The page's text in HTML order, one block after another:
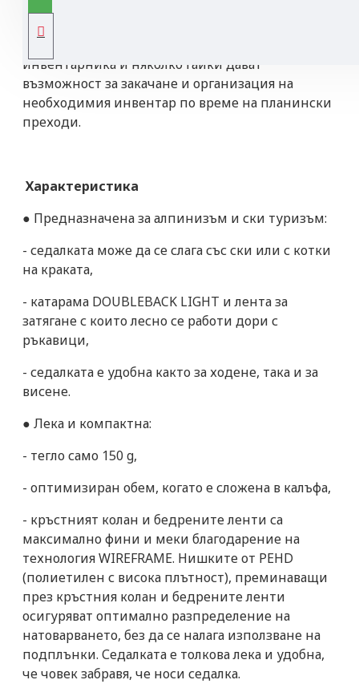
проста конструкция тази седалка може да се
инвентарника и няколко гайки дават
възможност за закачане и организация на
необходимия инвентар по време на планински
преходи.
Характеристика
● Предназначена за алпинизъм и ски туризъм:
- седалката може да се слага със ски или с котки
на краката,
- катарама DOUBLEBACK LIGHT и лента за
затягане с които лесно се работи дори с
ръкавици,
- седалката е удобна както за ходене, така и за
висене.
● Лека и компактна:
- тегло само 150 g,
- оптимизиран обем, когато е сложена в калъфа,
- кръстният колан и бедрените ленти са
максимално фини и меки благодарение на
технология WIREFRAME. Нишките от PEHD
(полиетилен с висока плътност), преминаващи
през кръстния колан и бедрените ленти
осигуряват оптимално разпределение на
натоварването, без да се налага използване на
подплънки. Седалката е толкова лека и удобна,
че човек забравя, че носи седалка.